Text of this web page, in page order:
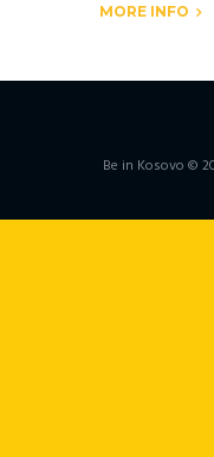
MORE INFO
Be in Kosovo ©